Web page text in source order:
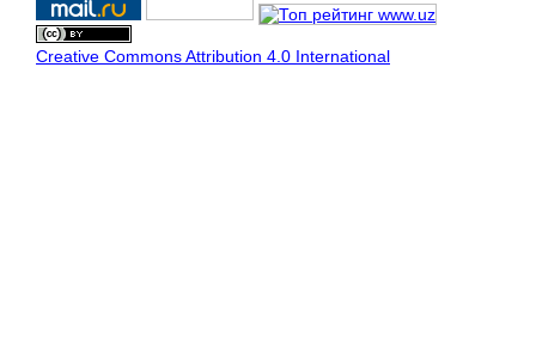
Creative Commons Attribution 4.0 International